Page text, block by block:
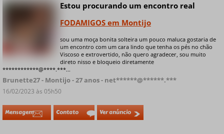
Online
Estou procurando um encontro real
FODAMIGOS em Montijo
sou uma moça bonita solteira um pouco maluca gostaria de
um encontro com um cara lindo que tenha os pés no chão
Viscoso e extrovertido, não quero agradecer, sou muito
direto nisso e bloqueio diretamente
************@****.***...
Brunette27 - Montijo - 27 anos - net******@******.***
16/02/2023 às 05h50
Mensagem Contato Ver anúncio